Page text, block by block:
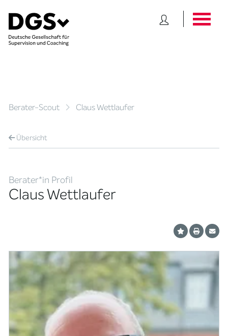
Berater-Scout Claus Wettlaufer
Übersicht
Berater*in Profil
Claus Wettlaufer